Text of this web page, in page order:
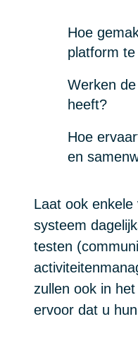
Hoe
platform
Werken
heeft?
Hoe
en
Laat ook
systeem
testen
zullen ook in
ervoor dat u